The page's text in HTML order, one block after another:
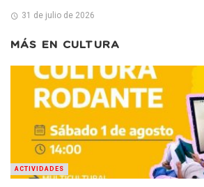
31 de julio de 2026
MÁS EN CULTURA
ACTIVIDADES